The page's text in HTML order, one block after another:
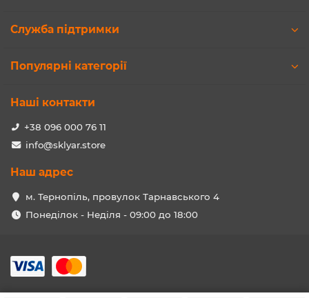
Служба підтримки
Популярні категорії
Наші контакти
+38 096 000 76 11
info@sklyar.store
Наш адрес
м. Тернопіль, провулок Тарнавського 4
Понеділок - Неділя - 09:00 до 18:00